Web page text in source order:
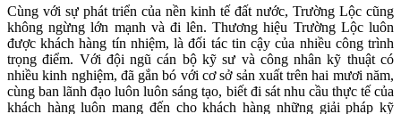
Cùng với sự phát triển của nền kinh tế đất nước, Trường Lộc cũng
không ngừng lớn mạnh và đi lên. Thương hiệu Trường Lộc luôn
được khách hàng tín nhiệm, là đối tác tin cậy của nhiều công trình
trọng điểm. Với đội ngũ cán bộ kỹ sư và công nhân kỹ thuật có
nhiều kinh nghiệm, đã gắn bó với cơ sở sản xuất trên hai mươi năm,
cùng ban lãnh đạo luôn luôn sáng tạo, biết đi sát nhu cầu thực tế của
khách hàng luôn mang đến cho khách hàng những giải pháp kỹ